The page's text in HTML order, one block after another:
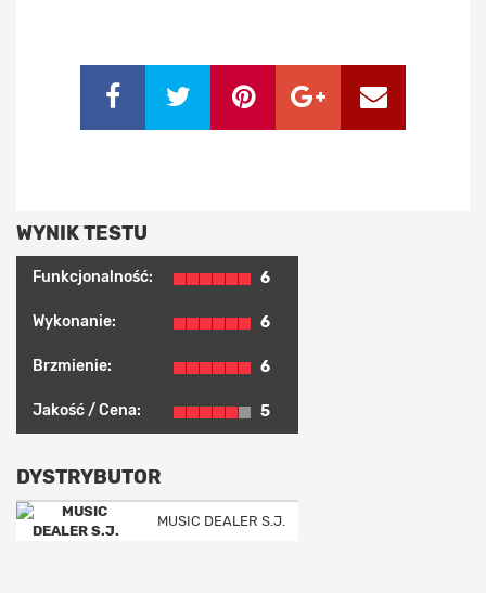
WYNIK TESTU
Funkcjonalność: 6
Wykonanie: 6
Brzmienie: 6
Jakość / Cena: 5
DYSTRYBUTOR
MUSIC DEALER S.J.